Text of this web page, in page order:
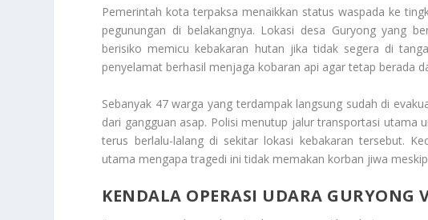
Pemerintah kota terpaksa menaikkan status waspada ke
pegunungan di belakangnya. Lokasi desa Guryong yang
berisiko memicu kebakaran hutan jika tidak segera di
penyelamat berhasil menjaga kobaran api agar tetap berada
Sebanyak 47 warga yang terdampak langsung sudah di
dari gangguan asap. Polisi menutup jalur transportasi utama
terus berlalu-lalang di sekitar lokasi kebakaran tersebut.
utama mengapa tragedi ini tidak memakan korban jiwa
KENDALA OPERASI UDARA GURYONG